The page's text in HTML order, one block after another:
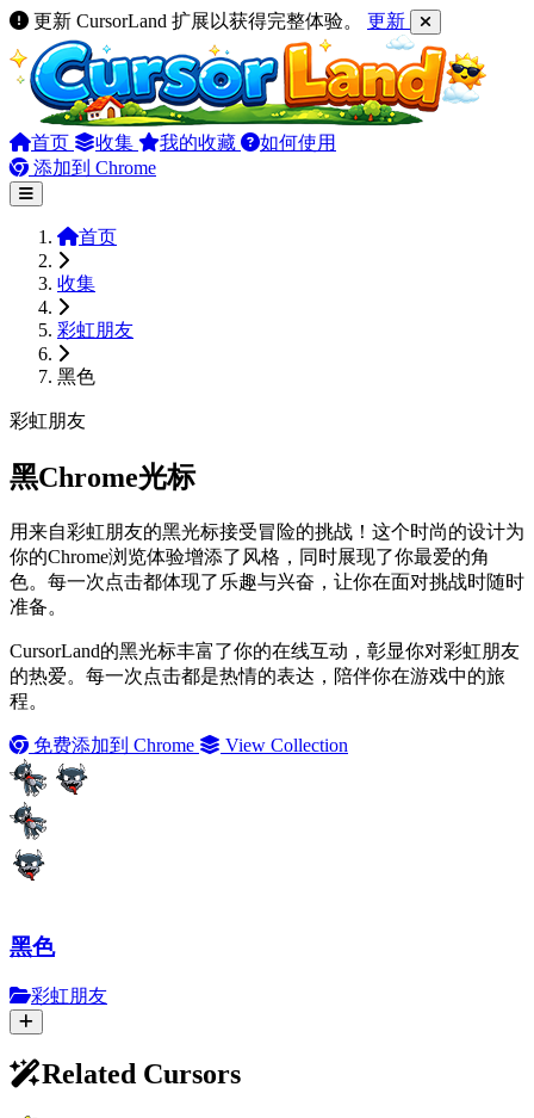
更新 CursorLand 扩展以获得完整体验。 更新
首页 收集 我的收藏
如何使用
添加到 Chrome
首页
收集
彩虹朋友
黑色
彩虹朋友
黑Chrome光标
用来自彩虹朋友的黑光标接受冒险的挑战！这个时尚的设计为
你的Chrome浏览体验增添了风格，同时展现了你最爱的角
色。每一次点击都体现了乐趣与兴奋，让你在面对挑战时随时
准备。
CursorLand的黑光标丰富了你的在线互动，彰显你对彩虹朋友
的热爱。每一次点击都是热情的表达，陪伴你在游戏中的旅
程。
免费添加到 Chrome View Collection
黑色
彩虹朋友
Related Cursors